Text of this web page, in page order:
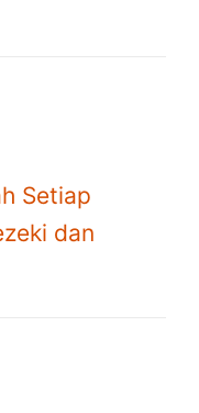
Setiap
dan